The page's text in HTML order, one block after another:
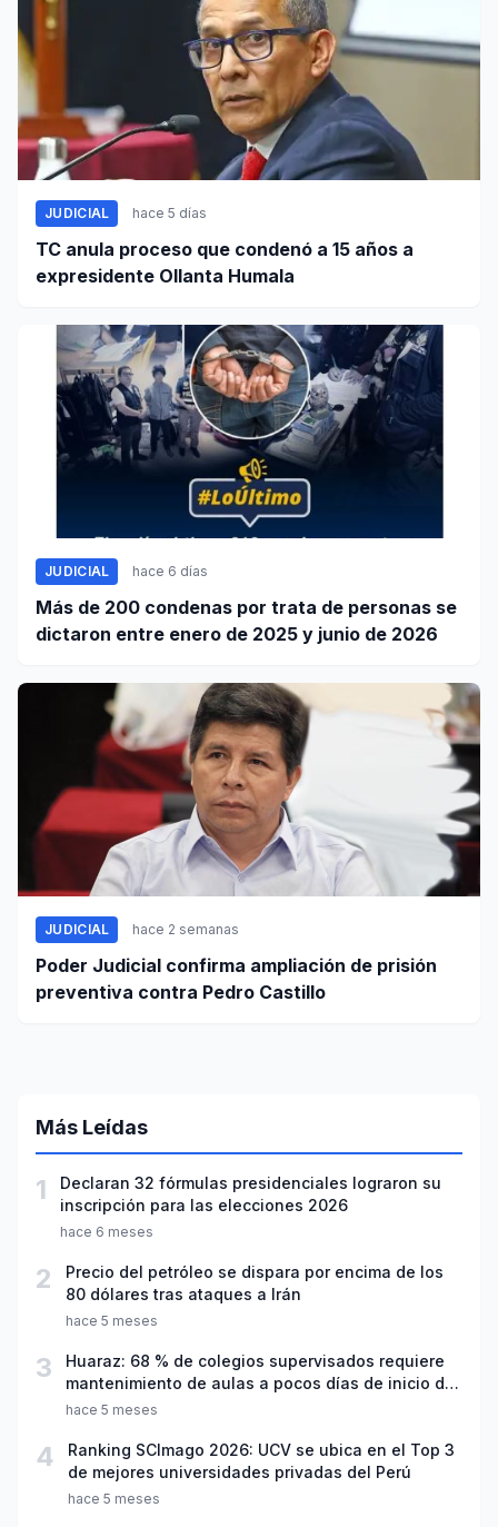
JUDICIAL hace 5 días
TC anula proceso que condenó a 15 años a
expresidente Ollanta Humala
JUDICIAL hace 6 días
Más de 200 condenas por trata de personas se
dictaron entre enero de 2025 y junio de 2026
JUDICIAL hace 2 semanas
Poder Judicial confirma ampliación de prisión
preventiva contra Pedro Castillo
Más Leídas
1
Declaran 32 fórmulas presidenciales lograron su
inscripción para las elecciones 2026
hace 6 meses
2
Precio del petróleo se dispara por encima de los
80 dólares tras ataques a Irán
hace 5 meses
3
Huaraz: 68 % de colegios supervisados requiere
mantenimiento de aulas a pocos días de inicio del
año escolar 2026
hace 5 meses
4
Ranking SCImago 2026: UCV se ubica en el Top 3
de mejores universidades privadas del Perú
hace 5 meses